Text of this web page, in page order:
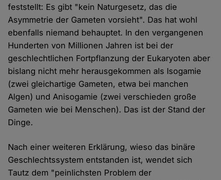
feststellt: Es gibt "kein Naturgesetz, das die
Asymmetrie der Gameten vorsieht". Das hat wohl
ebenfalls niemand behauptet. In den vergangenen
Hunderten von Millionen Jahren ist bei der
geschlechtlichen Fortpflanzung der Eukaryoten aber
bislang nicht mehr herausgekommen als Isogamie
(zwei gleichartige Gameten, etwa bei manchen
Algen) und Anisogamie (zwei verschieden große
Gameten wie bei Menschen). Das ist der Stand der
Dinge.
Nach einer weiteren Erklärung, wieso das binäre
Geschlechtssystem entstanden ist, wendet sich
Tautz dem "peinlichsten Problem der